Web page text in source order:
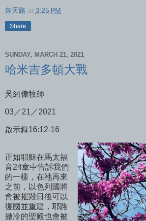
奔天路 at 3:25 PM
Share
SUNDAY, MARCH 21, 2021
哈米吉多頓大戰
吳紹偉牧師
03／21／2021
啟示錄16:12-16
正如耶穌在馬太福
音24章中告訴我們
的一樣，在祂再來
之前，以色列國將
會被摧毀日後可以
復國並重建，耶路
撒冷的聖殿也會被